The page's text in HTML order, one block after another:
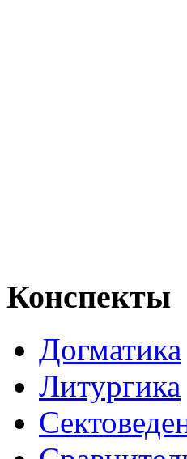
Конспекты
Догматика
Литургика